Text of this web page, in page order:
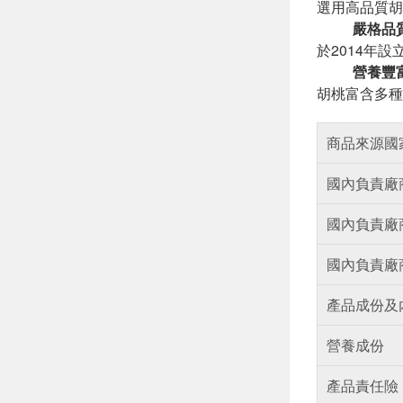
選用高品質
嚴格品
於2014年設
營養豐
胡桃富含多
商品來源國
國內負責
國內負責
國內負責
產品成份
營養成份
產品責任險